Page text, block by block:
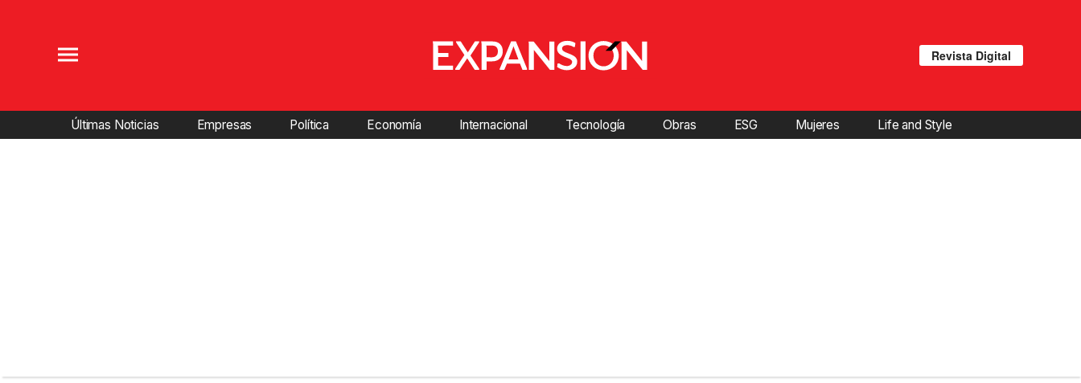
Revista Digital
Últimas Noticias Empresas Política Economía Internacional Tecnología Obras ESG Mujeres Life and Style